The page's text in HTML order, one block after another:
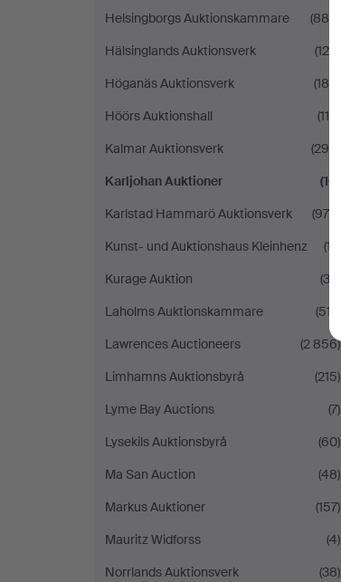
Helsingborgs Auktionskammare
(889)
Hälsinglands Auktionsverk
(120)
Höganäs Auktionsverk
(180)
Höörs Auktionshall
(114)
Kalmar Auktionsverk
(295)
Karljohan Auktioner
(10)
Karlstad Hammarö Auktionsverk
(978)
Kunst- und Auktionshaus Kleinhenz
(17)
Kurage Auktion
(33)
Laholms Auktionskammare
(517)
Lawrences Auctioneers
(2 856)
Limhamns Auktionsbyrå
(215)
Lyme Bay Auctions
(7)
Lysekils Auktionsbyrå
(60)
Ma San Auction
(48)
Markus Auktioner
(157)
Mauritz Widforss
(4)
Norrlands Auktionsverk
(38)